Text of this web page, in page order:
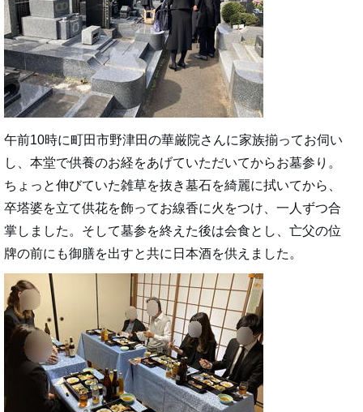
午前10時に町田市野津田の華厳院さんに家族揃ってお伺い
し、本堂で供養のお経をあげていただいてからお墓参り。
ちょっと伸びていた雑草を抜き墓石を綺麗に拭いてから、
卒塔婆を立て供花を飾ってお線香に火をつけ、一人ずつ合
掌しました。そして墓参を終えた後は会食とし、亡父の位
牌の前にも御膳を出すと共に日本酒を供えました。